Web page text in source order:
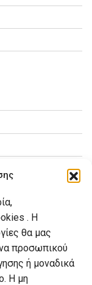
. Η
θα μας
προσωπικού
ή μοναδικά
Η μη